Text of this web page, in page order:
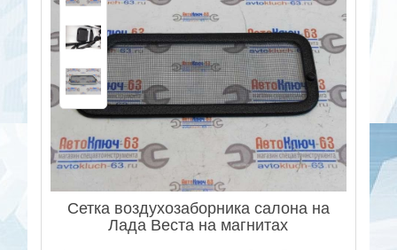
Сетка воздухозаборника салона на
Лада Веста на магнитах